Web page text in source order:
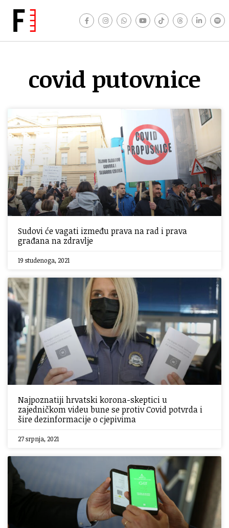
covid putovnice
Sudovi će vagati između prava na rad i prava
građana na zdravlje
19 studenoga, 2021
Najpoznatiji hrvatski korona-skeptici u
zajedničkom videu bune se protiv Covid potvrda i
šire dezinformacije o cjepivima
27 srpnja, 2021